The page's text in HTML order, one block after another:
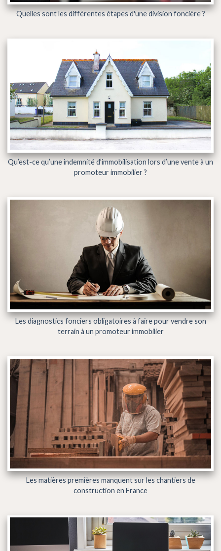
Quelles sont les différentes étapes d'une division foncière ?
Qu’est-ce qu’une indemnité d’immobilisation lors d’une vente à un
promoteur immobilier ?
Les diagnostics fonciers obligatoires à faire pour vendre son
terrain à un promoteur immobilier
Les matières premières manquent sur les chantiers de
construction en France